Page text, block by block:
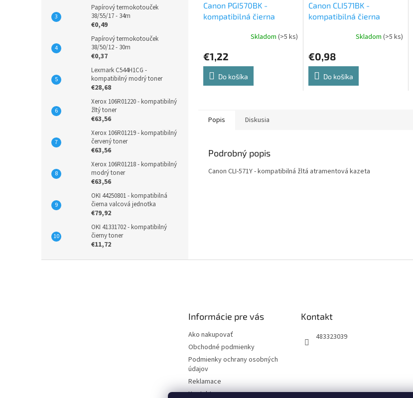
Papírový termokotouček
38/55/17 - 34m
€0,49
Papírový termokotouček
38/50/12 - 30m
€0,37
Lexmark C544H1CG -
kompatibilný modrý toner
€28,68
Xerox 106R01220 - kompatibilný
žltý toner
€63,56
Xerox 106R01219 - kompatibilný
červený toner
€63,56
Xerox 106R01218 - kompatibilný
modrý toner
€63,56
OKI 44250801 - kompatibilná
čierna valcová jednotka
€79,92
OKI 41331702 - kompatibilný
čierny toner
€11,72
Canon PGI570BK -
kompatibilná čierna
Skladom (>5 ks)
€1,22
Do košíka
Canon CLI571BK -
kompatibilná čierna
Skladom (>5 ks)
€0,98
Do košíka
Popis Diskusia
Podrobný popis
Canon CLI-571Y - kompatibilná žltá atramentová kazeta
Informácie pre vás
Ako nakupovať
Obchodné podmienky
Podmienky ochrany osobných
údajov
Reklamace
Kontakty
Kontakt
483323039